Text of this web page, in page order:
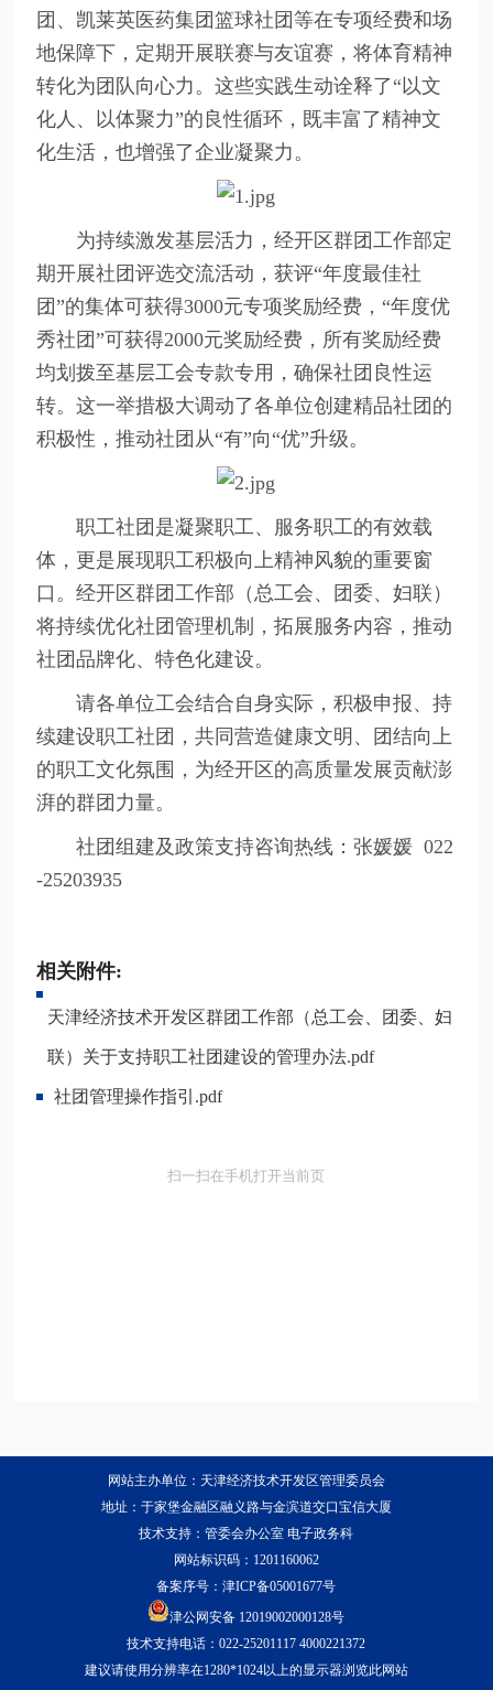
团、凯莱英医药集团篮球社团等在专项经费和场
地保障下，定期开展联赛与友谊赛，将体育精神
转化为团队向心力。这些实践生动诠释了“以文
化人、以体聚力”的良性循环，既丰富了精神文
化生活，也增强了企业凝聚力。
为持续激发基层活力，经开区群团工作部定
期开展社团评选交流活动，获评“年度最佳社
团”的集体可获得3000元专项奖励经费，“年度优
秀社团”可获得2000元奖励经费，所有奖励经费
均划拨至基层工会专款专用，确保社团良性运
转。这一举措极大调动了各单位创建精品社团的
积极性，推动社团从“有”向“优”升级。
职工社团是凝聚职工、服务职工的有效载
体，更是展现职工积极向上精神风貌的重要窗
口。经开区群团工作部（总工会、团委、妇联）
将持续优化社团管理机制，拓展服务内容，推动
社团品牌化、特色化建设。
请各单位工会结合自身实际，积极申报、持
续建设职工社团，共同营造健康文明、团结向上
的职工文化氛围，为经开区的高质量发展贡献澎
湃的群团力量。
社团组建及政策支持咨询热线：张媛媛 022
-25203935
相关附件:
天津经济技术开发区群团工作部（总工会、团委、妇
联）关于支持职工社团建设的管理办法.pdf
社团管理操作指引.pdf
扫一扫在手机打开当前页
网站主办单位：天津经济技术开发区管理委员会
地址：于家堡金融区融义路与金滨道交口宝信大厦
技术支持：管委会办公室 电子政务科
网站标识码：1201160062
备案序号：津ICP备05001677号
津公网安备 12019002000128号
技术支持电话：022-25201117 4000221372
建议请使用分辨率在1280*1024以上的显示器浏览此网站